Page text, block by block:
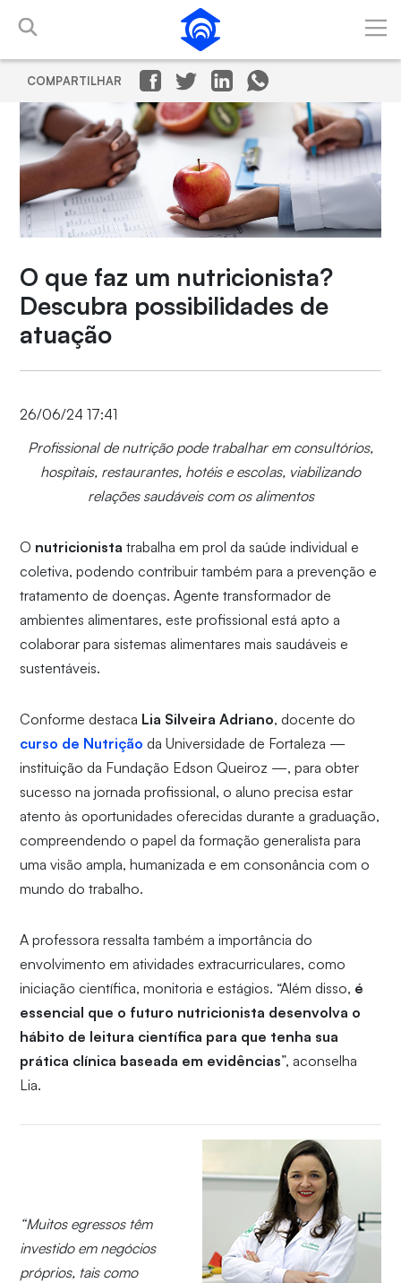
Pular para o Conteúdo principal
COMPARTILHAR
O que faz um nutricionista?
Descubra possibilidades de
atuação
26/06/24 17:41
Profissional de nutrição pode trabalhar em consultórios,
hospitais, restaurantes, hotéis e escolas, viabilizando
relações saudáveis com os alimentos
O nutricionista trabalha em prol da saúde individual e
coletiva, podendo contribuir também para a prevenção e
tratamento de doenças. Agente transformador de
ambientes alimentares, este profissional está apto a
colaborar para sistemas alimentares mais saudáveis e
sustentáveis.
Conforme destaca Lia Silveira Adriano, docente do
curso de Nutrição da Universidade de Fortaleza —
instituição da Fundação Edson Queiroz —, para obter
sucesso na jornada profissional, o aluno precisa estar
atento às oportunidades oferecidas durante a graduação,
compreendendo o papel da formação generalista para
uma visão ampla, humanizada e em consonância com o
mundo do trabalho.
A professora ressalta também a importância do
envolvimento em atividades extracurriculares, como
iniciação científica, monitoria e estágios. “Além disso, é
essencial que o futuro nutricionista desenvolva o
hábito de leitura científica para que tenha sua
prática clínica baseada em evidências”, aconselha
Lia.
“Muitos egressos têm
investido em negócios
próprios, tais como